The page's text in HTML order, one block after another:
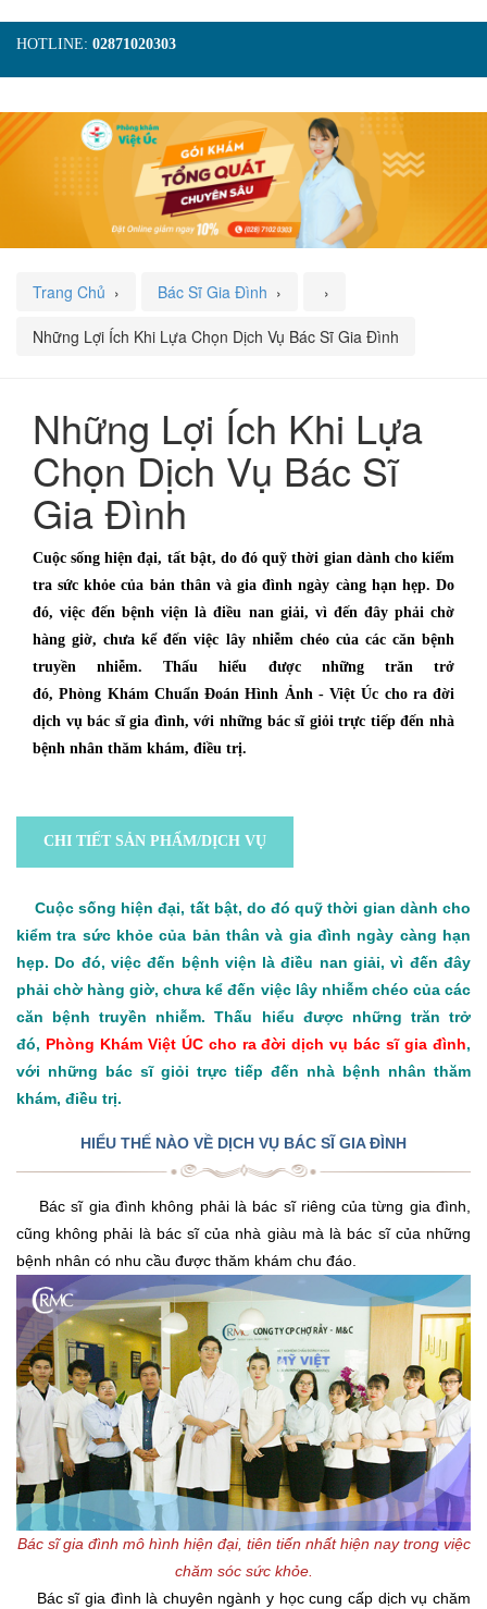
HOTLINE: 02871020303
TRANG CHỦ
GIỚI THIỆU
TIN TỨC
DỊCH VỤ
GÓI KHÁM
HÌNH ẢNH
LIÊN HỆ
ĐẶT LỊCH KHÁM
Trang Chủ › Bác Sĩ Gia Đình › ›
Những Lợi Ích Khi Lựa Chọn Dịch Vụ Bác Sĩ Gia Đình
Những Lợi Ích Khi Lựa
Chọn Dịch Vụ Bác Sĩ
Gia Đình
Cuộc sống hiện đại, tất bật, do đó quỹ thời gian dành cho kiểm
tra sức khỏe của bản thân và gia đình ngày càng hạn hẹp. Do
đó, việc đến bệnh viện là điều nan giải, vì đến đây phải chờ
hàng giờ, chưa kể đến việc lây nhiễm chéo của các căn bệnh
truyền nhiễm. Thấu hiểu được những trăn trở
đó, Phòng Khám Chuẩn Đoán Hình Ảnh - Việt Úc cho ra đời
dịch vụ bác sĩ gia đình, với những bác sĩ giỏi trực tiếp đến nhà
bệnh nhân thăm khám, điều trị.
CHI TIẾT SẢN PHẨM/DỊCH VỤ
Cuộc sống hiện đại, tất bật, do đó quỹ thời gian dành cho
kiểm tra sức khỏe của bản thân và gia đình ngày càng hạn
hẹp. Do đó, việc đến bệnh viện là điều nan giải, vì đến đây
phải chờ hàng giờ, chưa kể đến việc lây nhiễm chéo của các
căn bệnh truyền nhiễm. Thấu hiểu được những trăn trở
đó, Phòng Khám Việt ÚC cho ra đời dịch vụ bác sĩ gia đình,
với những bác sĩ giỏi trực tiếp đến nhà bệnh nhân thăm
khám, điều trị.
HIỂU THẾ NÀO VỀ DỊCH VỤ BÁC SĨ GIA ĐÌNH
Bác sĩ gia đình không phải là bác sĩ riêng của từng gia đình,
cũng không phải là bác sĩ của nhà giàu mà là bác sĩ của những
bệnh nhân có nhu cầu được thăm khám chu đáo.
Bác sĩ gia đình mô hình hiện đại, tiên tiến nhất hiện nay trong việc
chăm sóc sức khỏe.
Bác sĩ gia đình là chuyên ngành y học cung cấp dịch vụ chăm